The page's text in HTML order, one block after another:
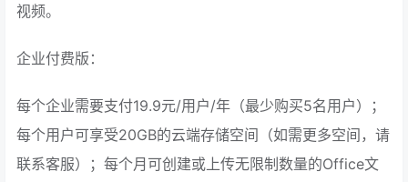
视频。
企业付费版：
每个企业需要支付19.9元/用户/年（最少购买5名用户）；
每个用户可享受20GB的云端存储空间（如需更多空间，请
联系客服）；每个月可创建或上传无限制数量的Office文